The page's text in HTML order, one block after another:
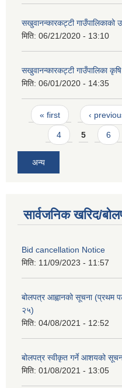
सखुवानन्कारकट्टी गाउँपालिकाको
मिति: 06/21/2020 - 13:10
सखुवानन्कारकट्टी गाउँपालिका
मिति: 06/01/2020 - 14:35
Pages
« first ‹
4 5 6
अन्य
सार्वजनिक खरिद/
Bid cancellation Notice
मिति: 11/09/2023 - 11:57
बोलपत्र आह्वानको सूचना (प्रथम
२५)
मिति: 04/08/2021 - 12:52
बोलपत्र स्वीकृत गर्ने आशयको
मिति: 01/08/2021 - 13:05